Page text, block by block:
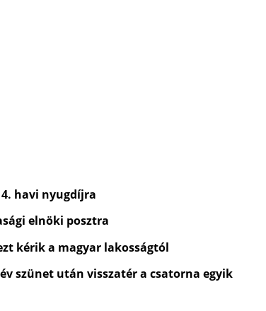
havi nyugdíjra
elnöki posztra
kérik a magyar lakosságtól
szünet után visszatér a csatorna egyik